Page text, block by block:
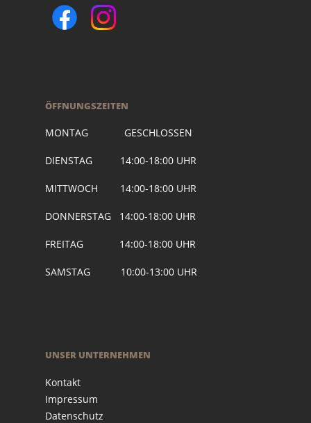
ÖFFNUNGSZEITEN
MONTAG GESCHLOSSEN
DIENSTAG 14:00-18:00 UHR
MITTWOCH 14:00-18:00 UHR
DONNERSTAG 14:00-18:00 UHR
FREITAG 14:00-18:00 UHR
SAMSTAG 10:00-13:00 UHR
UNSER UNTERNEHMEN
Kontakt
Impressum
Datenschutz